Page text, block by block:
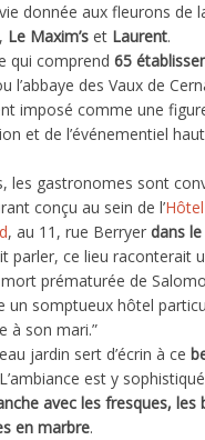
donnée aux fleurons de
Le Maxim’s et Laurent.
qui comprend65
l’abbaye des Vaux de
imposé comme une
et de l’événementiel
les gastronomes sont
conçu au sein de l’
, au 11, rue Berryerdans
parler, ce lieu raconterait
mort prématurée de
un somptueux hôtel
à son mari.”
jardin sert d’écrin à ce
est y
avec les fresques, les
en marbre.